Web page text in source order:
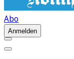
Abo
Anmelden